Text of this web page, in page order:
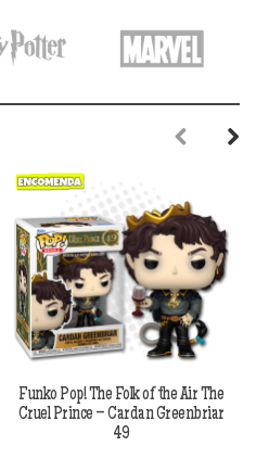
Funko Pop! The Folk of the Air The
Cruel Prince – Cardan Greenbriar
49